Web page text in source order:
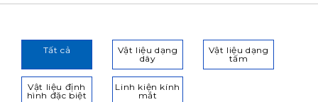
Tất cả
Vật liệu dạng
dây
Vật liệu dạng
tấm
Vật liệu định
hình đặc biệt
Linh kiện kính
mắt